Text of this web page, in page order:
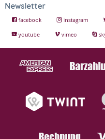
Newsletter
facebook instagram
youtube
vimeo